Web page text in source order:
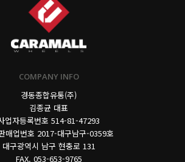
COMPANY INFO
경동종합유통(주)
김종균 대표
업자등록번호 514-81-47293
매업번호 2017-대구남구-0359호
대구광역시 남구 현충로 131
FAX. 053-653-9765